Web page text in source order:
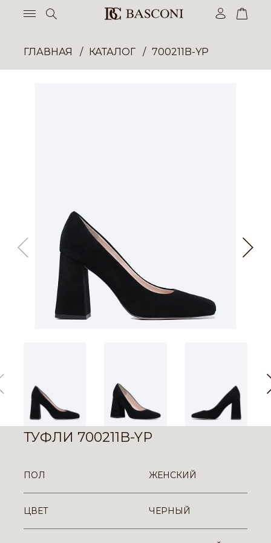
ГЛАВНАЯ КАТАЛОГ 700211B-YP
ТУФЛИ 700211B-YP
ПОЛ ЖЕНСКИЙ
ЦВЕТ ЧЕРНЫЙ